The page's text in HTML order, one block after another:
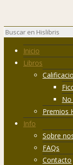
Inicio
Libros
No
Premios
Info
Sobre
FAQs
Contacto